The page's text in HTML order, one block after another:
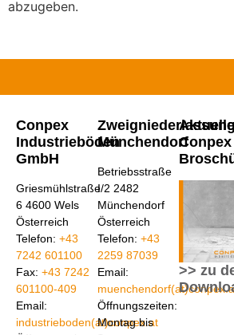
abzugeben.
Conpex
Industrieböden
GmbH
Griesmühlstraße
6 4600 Wels
Österreich
Telefon: +43
7242 601100
Fax: +43 7242
601100-409
Email:
industrieboden(at)conpex.at
Zweigniederlassung
Münchendorf
Betriebsstraße
I/2 2482
Münchendorf
Österreich
Telefon: +43
2259 87039
Email:
Öffnungszeiten:
Montag bis
Aktuelle
Conpex
>> zu